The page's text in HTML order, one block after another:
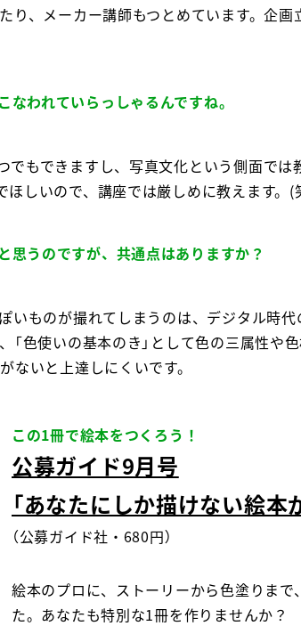
り、メーカー講師もつとめています。企
われていらっしゃるんですね。
もできますし、写真文化という側面で
しいので、講座では厳しめに教えます。(
思うのですが、共通点はありますか？
いものが撮れてしまうのは、デジタル時
「色使いの基本のき」として色の三属性や
ないと上達しにくいです。
この1冊で絵本をつくろう！
公募ガイド9月号
「あなたにしか描けない絵本
（公募ガイド社・680円）
絵本のプロに、ストーリーから色塗りまで
た。あなたも特別な1冊を作りませんか